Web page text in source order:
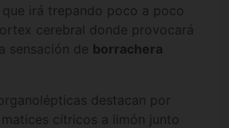
irá trepando poco a poco
cerebral donde provocará
sensación de borrachera
destacan por
cítricos a limón junto